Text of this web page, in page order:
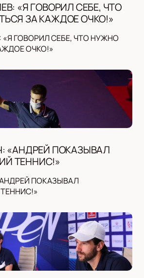
«Я ГОВОРИЛ СЕБЕ, ЧТО
ЗА КАЖДОЕ ОЧКО!»
«Я ГОВОРИЛ СЕБЕ, ЧТО НУЖНО
ОЧКО!»
«АНДРЕЙ ПОКАЗЫВАЛ
ТЕННИС!»
ПОКАЗЫВАЛ